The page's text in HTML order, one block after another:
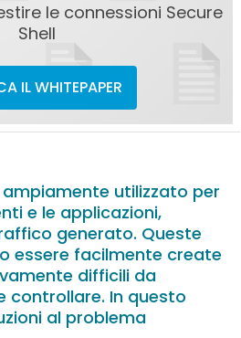
le connessioni Secure
Shell
IL WHITEPAPER
ampiamente utilizzato per
e le applicazioni,
generato. Queste
essere facilmente create
difficili da
controllare. In questo
al problema